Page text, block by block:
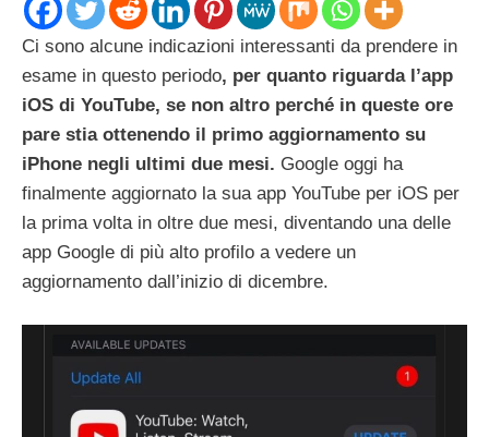
Ci sono alcune indicazioni interessanti da prendere in
esame in questo periodo, per quanto riguarda l’app
iOS di YouTube, se non altro perché in queste ore
pare stia ottenendo il primo aggiornamento su
iPhone negli ultimi due mesi. Google oggi ha
finalmente aggiornato la sua app YouTube per iOS per
la prima volta in oltre due mesi, diventando una delle
app Google di più alto profilo a vedere un
aggiornamento dall’inizio di dicembre.